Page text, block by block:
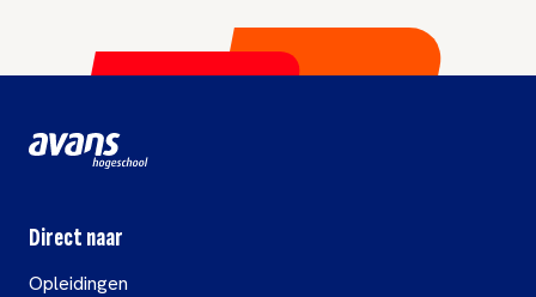
Direct naar
Opleidingen